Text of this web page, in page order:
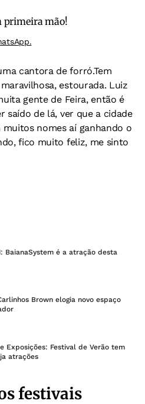
primeira mão!
cantora de forró.Tem
estourada. Luiz
gente de Feira, então é
saído de lá, ver que a cidade
nomes aí ganhando o
fico muito feliz, me sinto
BaianaSystem é a atração desta
Brown elogia novo espaço
Exposições: Festival de Verão tem
atrações
festivais